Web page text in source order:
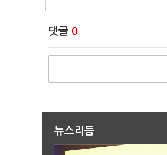
댓글 0
뉴스리듬